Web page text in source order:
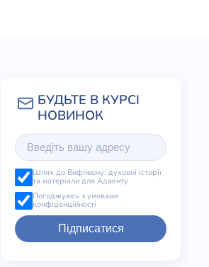
Шлях до Вифлеєму: духовні історії
та матеріали для Адвенту
Погоджуюсь з умовами
конфіденційності
Підписатися